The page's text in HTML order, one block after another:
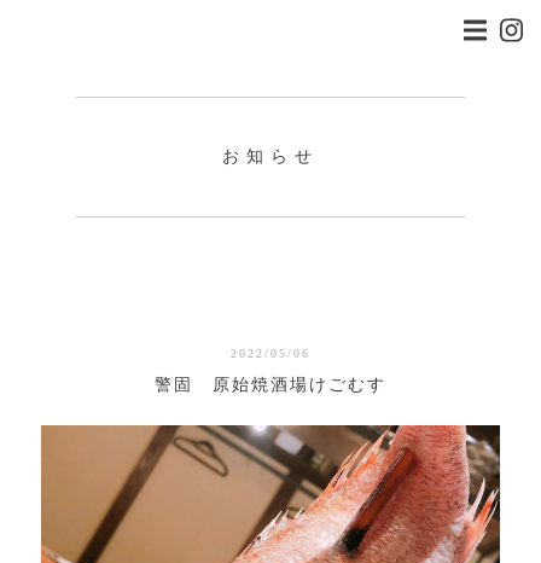
お知らせ
2022/05/06
警固 原始焼酒場けごむす